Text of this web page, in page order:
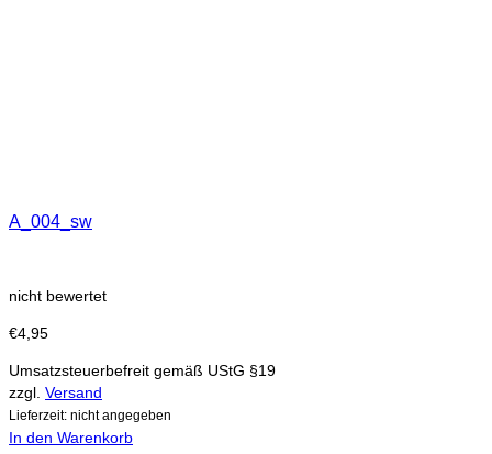
A_004_sw
nicht bewertet
€4,95
Umsatzsteuerbefreit gemäß UStG §19
zzgl. Versand
Lieferzeit: nicht angegeben
In den Warenkorb